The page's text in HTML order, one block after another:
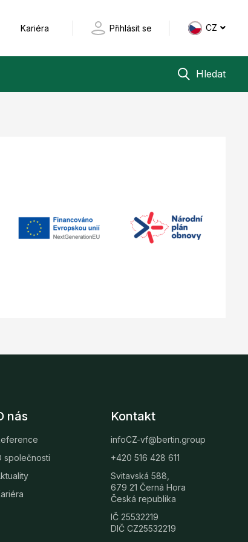
Kariéra Přihlásit se CZ
Hledat
nás
společnosti
Kontakt
infoCZ-vf@bertin.group
+420 516 428 611
Svitavská 588,
679 21 Černá Hora
Česká republika
IČ 25532219
DIČ CZ25532219